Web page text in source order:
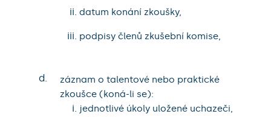
datum konání zkoušky,
podpisy členů zkušební komise,
d.
záznam o talentové nebo praktické
zkoušce (koná-li se):
jednotlivé úkoly uložené uchazeči,